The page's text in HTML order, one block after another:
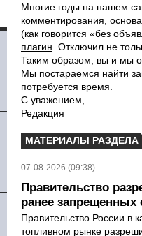
Многие годы на нашем
комментирования,
(как говорится «без
плагин . Отключил не
Таким образом, вы и мы
Мы постараемся найти
потребуется время.
С уважением,
Редакция
МАТЕРИАЛЫ РАЗДЕЛА
07-08-2026 (09:38)
Правительство
ранее запрещенных
Правительство России в
топливном рынке